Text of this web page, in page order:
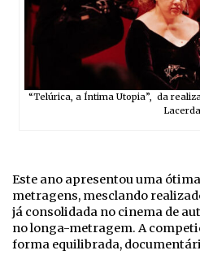
“Telúrica, a Íntima Utopia”, da
Lacerda
Este ano apresentou uma
metragens, mesclando
já consolidada no cinema de
no longa-metragem. A
forma equilibrada,